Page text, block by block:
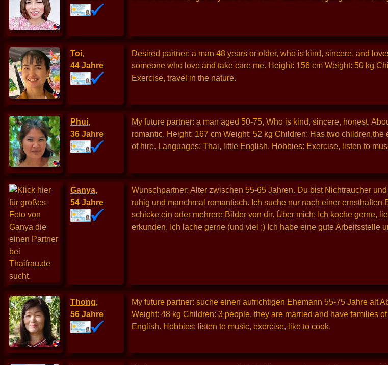
Toi,
44 Jahre
Desired partner: a man 48 years or older, who is kind, sincere, and
someone who love and take care me. Height: 156 cm Weight: 50 kg
Exercise, travel in the nature.
Phui,
36 Jahre
My future partner: a man aged 50-75, Who is kind, sincere, honest.
romantic. Height: 167 cm Weight: 52 kg Children: Has two
of hire. Languages: Thai, little English. Hobbies: Exercise, listen to
Ganya,
54 Jahre
Wunschpartner: Alter zwischen 55-65 Jahren. Du bist Nichtraucher
ruhig und manchmal romantisch. Ich suche nur nach einer
schicke ein oder mehrere Bilder von dir. Über mich: Ich koche gerne,
erkunden. Ich lache gerne (und viel ;) Ich habe eine gute Arbeitsstelle
Thong,
56 Jahre
My future partner: suche einen aufrichtigen Ehemann 55-75 Jahre alt
Weight: 48 kg Children: 3 people, they are married and have families
English. Hobbies: listen to music, exercise, like to cook.